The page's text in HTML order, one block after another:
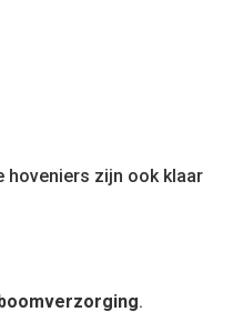
hoveniers zijn ook klaar
.